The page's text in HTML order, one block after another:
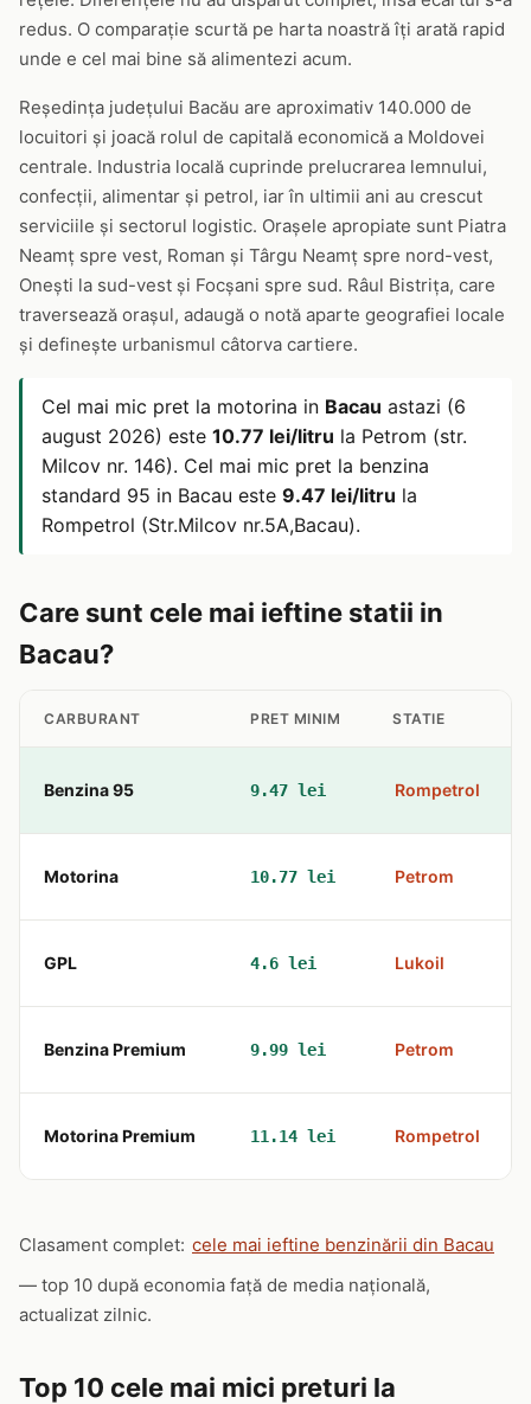
redus. O comparație scurtă pe harta noastră îți arată rapid
unde e cel mai bine să alimentezi acum.
Reședința județului Bacău are aproximativ 140.000 de
locuitori și joacă rolul de capitală economică a Moldovei
centrale. Industria locală cuprinde prelucrarea lemnului,
confecții, alimentar și petrol, iar în ultimii ani au crescut
serviciile și sectorul logistic. Orașele apropiate sunt Piatra
Neamț spre vest, Roman și Târgu Neamț spre nord-vest,
Onești la sud-vest și Focșani spre sud. Râul Bistrița, care
traversează orașul, adaugă o notă aparte geografiei locale
și definește urbanismul câtorva cartiere.
Cel mai mic pret la motorina in Bacau astazi (6
august 2026) este 10.77 lei/litru la Petrom (str.
Milcov nr. 146). Cel mai mic pret la benzina
standard 95 in Bacau este 9.47 lei/litru la
Rompetrol (Str.Milcov nr.5A,Bacau).
Care sunt cele mai ieftine statii in
Bacau?
CARBURANT PRET MINIM STATIE
Benzina 95 9.47 lei Rompetrol
Motorina 10.77 lei Petrom
GPL 4.6 lei Lukoil
Benzina Premium 9.99 lei Petrom
Motorina Premium 11.14 lei Rompetrol
Clasament complet: cele mai ieftine benzinării din Bacau
— top 10 după economia față de media națională,
actualizat zilnic.
Top 10 cele mai mici preturi la